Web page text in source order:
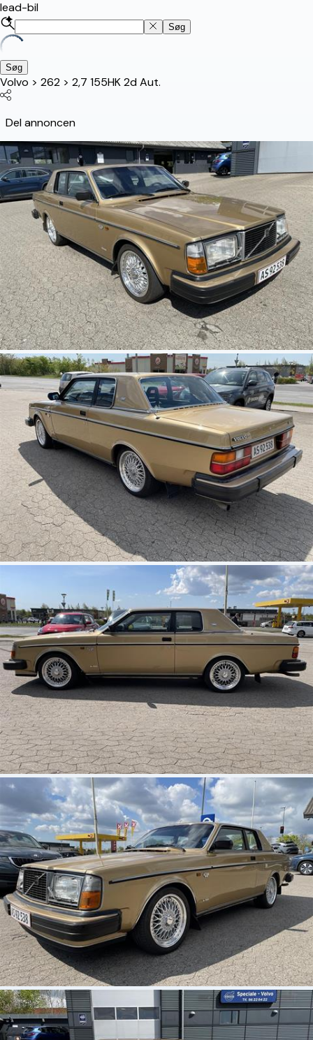
lead-bil
Søg
Søg
Volvo > 262 > 2,7 155HK 2d Aut.
Del annoncen